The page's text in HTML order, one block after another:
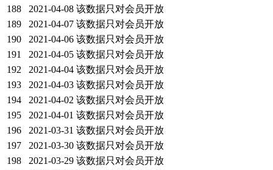
188
2021-04-08 该数据只对会员开放
189
2021-04-07 该数据只对会员开放
190
2021-04-06 该数据只对会员开放
191
2021-04-05 该数据只对会员开放
192
2021-04-04 该数据只对会员开放
193
2021-04-03 该数据只对会员开放
194
2021-04-02 该数据只对会员开放
195
2021-04-01 该数据只对会员开放
196
2021-03-31 该数据只对会员开放
197
2021-03-30 该数据只对会员开放
198
2021-03-29 该数据只对会员开放